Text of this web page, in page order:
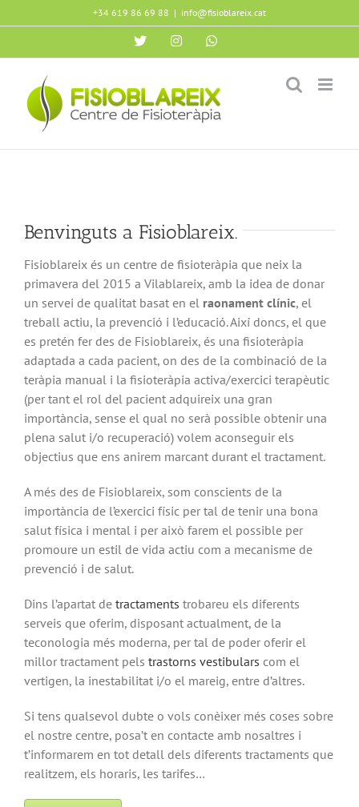
to
+34 619 86 69 88 | info@fisioblareix.cat
X InstagramWhatsApp
Benvinguts a Fisioblareix.
Fisioblareix és un centre de fisioteràpia que neix la
primavera del 2015 a Vilablareix, amb la idea de donar
un servei de qualitat basat en el raonament clínic, el
treball actiu, la prevenció i l’educació. Així doncs, el que
es pretén fer des de Fisioblareix, és una fisioteràpia
adaptada a cada pacient, on des de la combinació de la
teràpia manual i la fisioteràpia activa/exercici terapèutic
(per tant el rol del pacient adquireix una gran
importància, sense el qual no serà possible obtenir una
plena salut i/o recuperació) volem aconseguir els
objectius que ens anirem marcant durant el tractament.
A més des de Fisioblareix, som conscients de la
importància de l’exercici físic per tal de tenir una bona
salut física i mental i per això farem el possible per
promoure un estil de vida actiu com a mecanisme de
prevenció i de salut.
Dins l’apartat de tractaments trobareu els diferents
serveis que oferim, disposant actualment, de la
teconologia més moderna, per tal de poder oferir el
millor tractament pels trastorns vestibulars com el
vertigen, la inestabilitat i/o el mareig, entre d’altres.
Si tens qualsevol dubte o vols conèixer més coses sobre
el nostre centre, posa’t en contacte amb nosaltres i
t’informarem en tot detall dels diferents tractaments que
realitzem, els horaris, les tarifes…